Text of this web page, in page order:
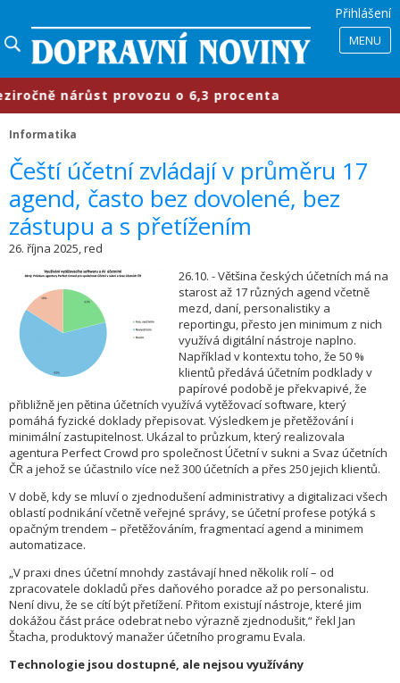
Přihlášení
MENU
nárůst provozu o 6,3 procenta
Informatika
Čeští účetní zvládají v průměru 17
agend, často bez dovolené, bez
zástupu a s přetížením
26. října 2025, red
26.10. - Většina českých účetních má na
starost až 17 různých agend včetně
mezd, daní, personalistiky a
reportingu, přesto jen minimum z nich
využívá digitální nástroje naplno.
Například v kontextu toho, že 50 %
klientů předává účetním podklady v
papírové podobě je překvapivé, že
přibližně jen pětina účetních využívá vytěžovací software, který
pomáhá fyzické doklady přepisovat. Výsledkem je přetěžování i
minimální zastupitelnost. Ukázal to průzkum, který realizovala
agentura Perfect Crowd pro společnost Účetní v sukni a Svaz účetních
ČR a jehož se účastnilo více než 300 účetních a přes 250 jejich klientů.
V době, kdy se mluví o zjednodušení administrativy a digitalizaci všech
oblastí podnikání včetně veřejné správy, se účetní profese potýká s
opačným trendem – přetěžováním, fragmentací agend a minimem
automatizace.
„V praxi dnes účetní mnohdy zastávají hned několik rolí – od
zpracovatele dokladů přes daňového poradce až po personalistu.
Není divu, že se cítí být přetížení. Přitom existují nástroje, které jim
dokážou část práce odebrat nebo výrazně zjednodušit,“ řekl Jan
Štacha, produktový manažer účetního programu Evala.
Technologie jsou dostupné, ale nejsou využívány